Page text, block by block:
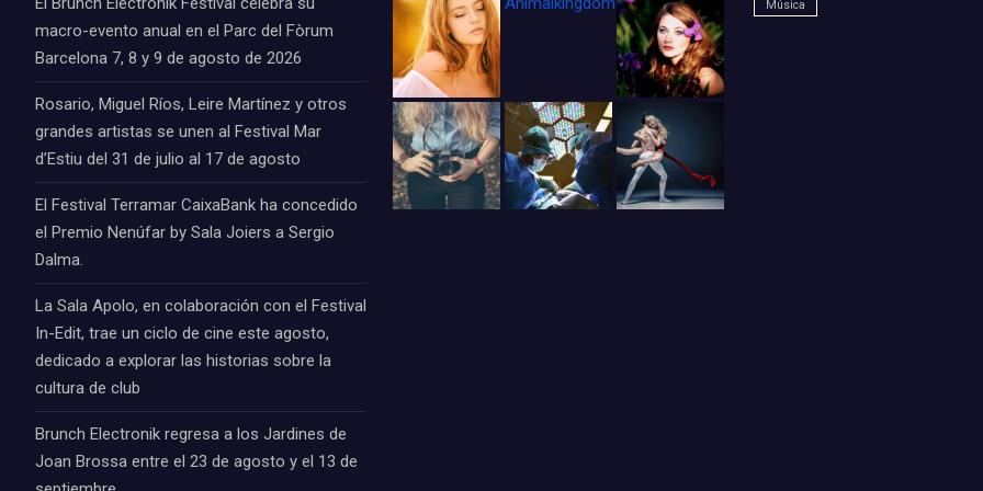
macro-evento anual en el Parc del Fòrum
Barcelona 7, 8 y 9 de agosto de 2026
Rosario, Miguel Ríos, Leire Martínez y otros
grandes artistas se unen al Festival Mar
d’Estiu del 31 de julio al 17 de agosto
El Festival Terramar CaixaBank ha concedido
el Premio Nenúfar by Sala Joiers a Sergio
Dalma.
La Sala Apolo, en colaboración con el Festival
In-Edit, trae un ciclo de cine este agosto,
dedicado a explorar las historias sobre la
cultura de club
Brunch Electronik regresa a los Jardines de
Joan Brossa entre el 23 de agosto y el 13 de
Música